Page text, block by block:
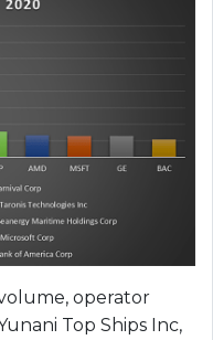
operator
Top Ships Inc,